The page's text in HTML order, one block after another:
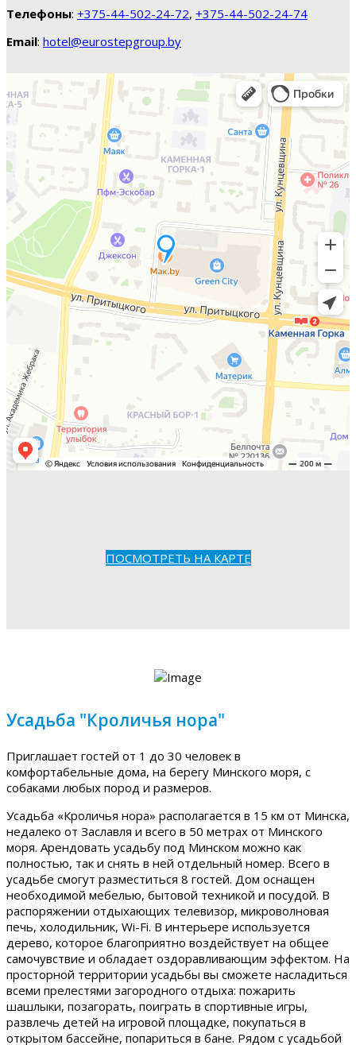
Телефоны: +375-44-502-24-72, +375-44-502-24-74
Email: hotel@eurostepgroup.by
ПОСМОТРЕТЬ НА КАРТЕ
Усадьба "Кроличья нора"
Приглашает гостей от 1 до 30 человек в
комфортабельные дома, на берегу Минского моря, с
собаками любых пород и размеров.
Усадьба «Кроличья нора» располагается в 15 км от Минска,
недалеко от Заславля и всего в 50 метрах от Минского
моря. Арендовать усадьбу под Минском можно как
полностью, так и снять в ней отдельный номер. Всего в
усадьбе смогут разместиться 8 гостей. Дом оснащен
необходимой мебелью, бытовой техникой и посудой. В
распоряжении отдыхающих телевизор, микроволновая
печь, холодильник, Wi-Fi. В интерьере используется
дерево, которое благоприятно воздействует на общее
самочувствие и обладает оздоравливающим эффектом. На
просторной территории усадьбы вы сможете насладиться
всеми прелестями загородного отдыха: пожарить
шашлыки, позагорать, поиграть в спортивные игры,
развлечь детей на игровой площадке, покупаться в
открытом бассейне, попариться в бане. Рядом с усадьбой